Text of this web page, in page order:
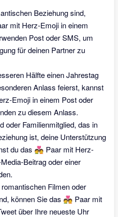
Beziehung sind,
mit Herz-Emoji in einem
Post oder SMS, um
für deinen Partner zu
Hälfte einen Jahrestag
Anlass feierst, kannst
Emoji in einem Post oder
zu diesem Anlass.
oder Familienmitglied, das in
ist, deine Unterstützung
du das 💑 Paar mit Herz-
Beitrag oder einer
Filmen oder
können Sie das 💑 Paar mit
über Ihre neueste Uhr